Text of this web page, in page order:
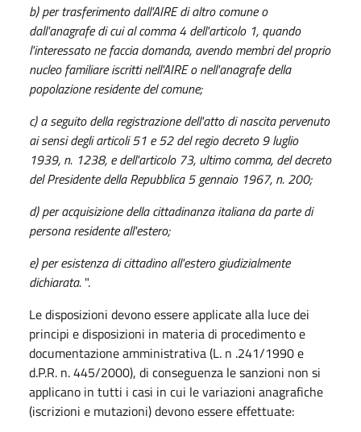
b) per trasferimento dall'AIRE di altro comune o
dall'anagrafe di cui al comma 4 dell'articolo 1, quando
l'interessato ne faccia domanda, avendo membri del proprio
nucleo familiare iscritti nell'AIRE o nell'anagrafe della
popolazione residente del comune;
c) a seguito della registrazione dell'atto di nascita pervenuto
ai sensi degliarticoli 51 e52 del regio decreto 9 luglio
1939, n. 1238, e dell'articolo 73, ultimo comma, deldecreto
del Presidente della Repubblica 5 gennaio 1967, n. 200;
d) per acquisizione della cittadinanza italiana da parte di
persona residente all'estero;
e) per esistenza di cittadino all'estero giudizialmente
dichiarata. ".
Le disposizioni devono essere applicate alla luce dei
principi e disposizioni in materia di procedimento e
documentazione amministrativa (L. n .241/1990 e
d.P.R. n. 445/2000), di conseguenza le sanzioni non si
applicano in tutti i casi in cui le variazioni anagrafiche
(iscrizioni e mutazioni) devono essere effettuate: